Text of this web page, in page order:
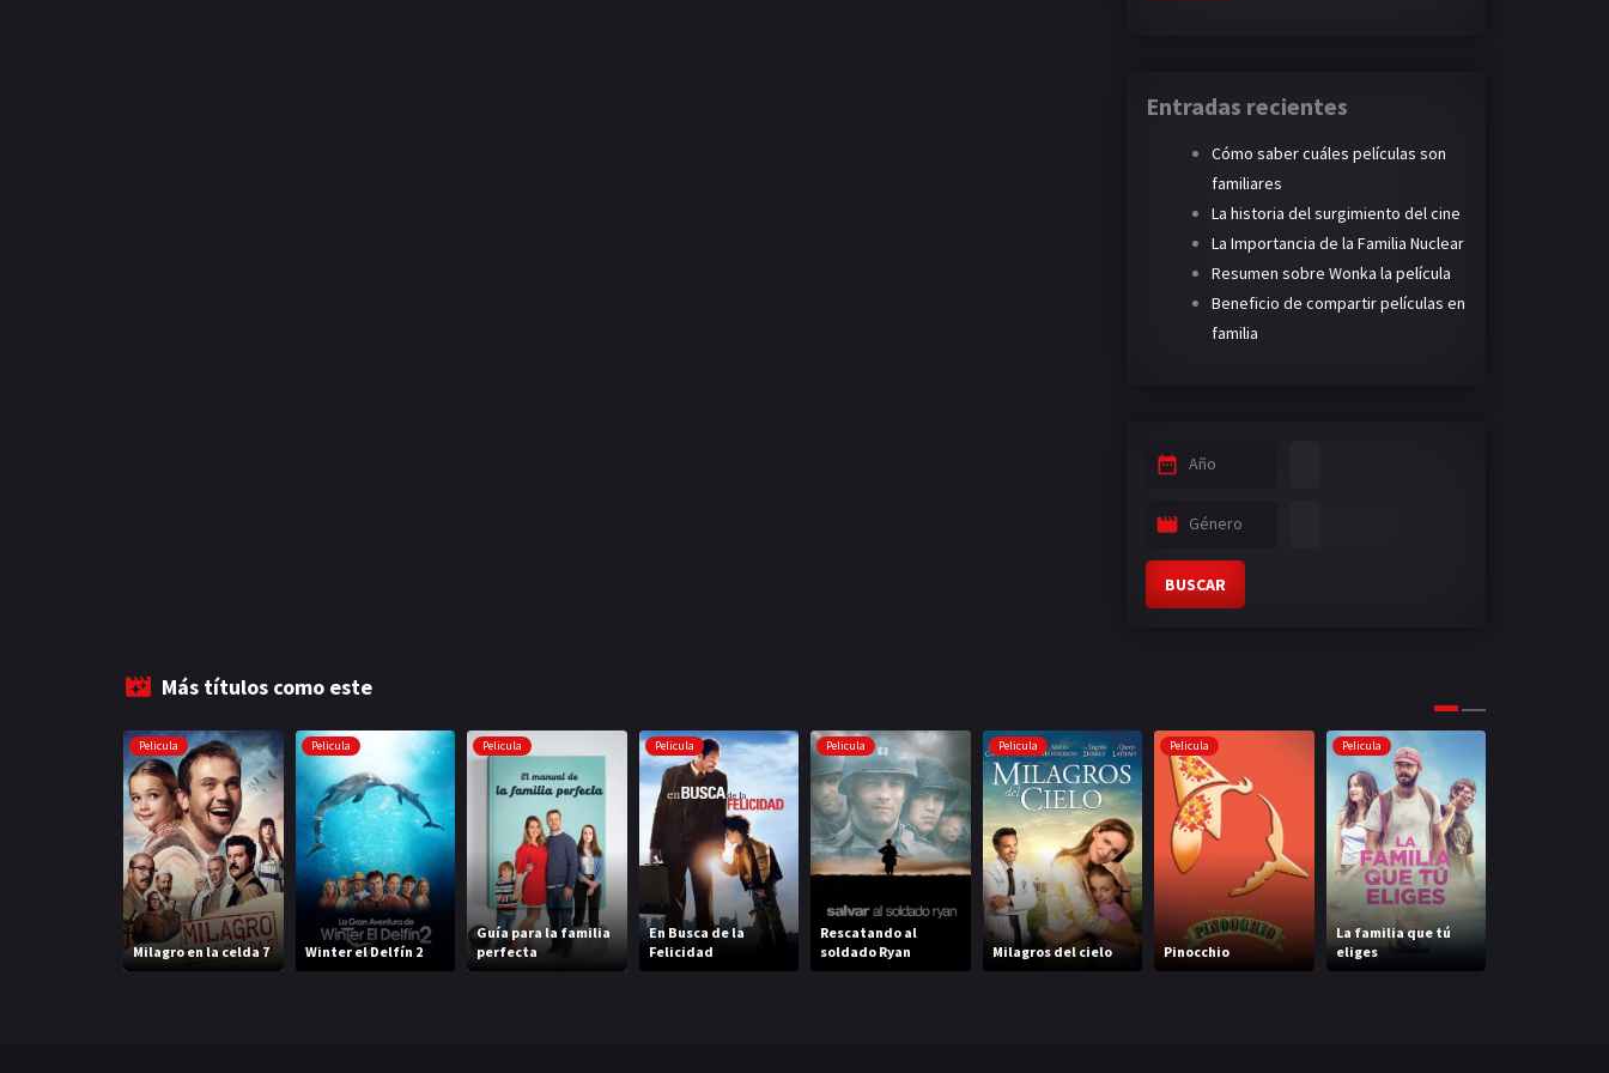
Entradas recientes
Cómo saber cuáles películas son
familiares
La historia del surgimiento del cine
La Importancia de la Familia Nuclear
Resumen sobre Wonka la película
Beneficio de compartir películas en
familia
Año
Género
BUSCAR
Más títulos como este
Pelicula
Milagro en la celda 7
Pelicula
Winter el Delfín 2
Pelicula
Guía para la familia
perfecta
Pelicula
En Busca de la
Felicidad
Pelicula
Rescatando al
soldado Ryan
Pelicula
Milagros del cielo
Pelicula
Pinocchio
Pelicula
La familia que tú
eliges